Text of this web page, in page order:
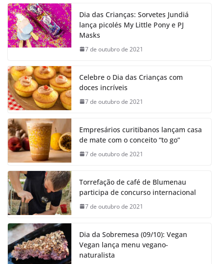
Dia das Crianças: Sorvetes Jundiá
lança picolés My Little Pony e PJ
Masks
7 de outubro de 2021
Celebre o Dia das Crianças com
doces incríveis
7 de outubro de 2021
Empresários curitibanos lançam casa
de mate com o conceito “to go”
7 de outubro de 2021
Torrefação de café de Blumenau
participa de concurso internacional
7 de outubro de 2021
Dia da Sobremesa (09/10): Vegan
Vegan lança menu vegano-
naturalista